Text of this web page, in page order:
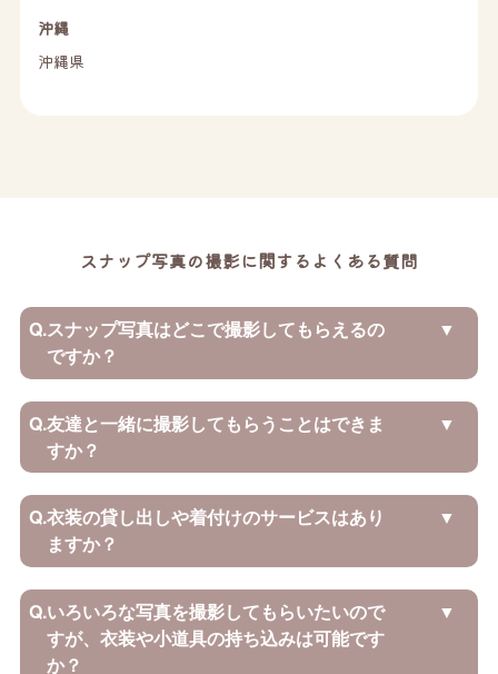
沖縄
沖縄県
スナップ写真の撮影に関するよくある質問
Q.スナップ写真はどこで撮影してもらえるの
ですか？
Q.友達と一緒に撮影してもらうことはできま
すか？
Q.衣装の貸し出しや着付けのサービスはあり
ますか？
Q.いろいろな写真を撮影してもらいたいので
すが、衣装や小道具の持ち込みは可能です
か？